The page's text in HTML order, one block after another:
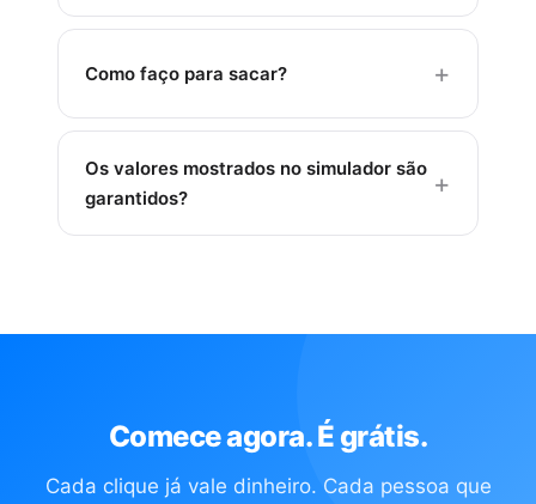
para você: cada membro que indica sua loja,
Sim. Você pode ser usuário (grátis), abrir uma
indicar outros membros — tudo ao mesmo
Como faço para sacar?
Acesse sua carteira no painel, solicite um
saque com seus dados bancários. O valor é
transferido via Pix. Seu saldo acumula
automaticamente a cada interação no sistema.
Os valores mostrados no simulador são
garantidos?
atividade que você configurar. Resultados
Comece agora. É grátis.
Cada clique já vale dinheiro. Cada pessoa que